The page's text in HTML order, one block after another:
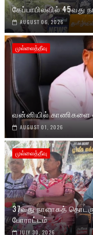
கேப்பாபிலவில்
AUGUST 06, 2026
முல்லைத்தீவு
வன்னியில் காணிகளை
AUGUST 01, 2026
முல்லைத்தீவு
37வது நாளாகத்
போராட்டம்
JULY 30, 2026